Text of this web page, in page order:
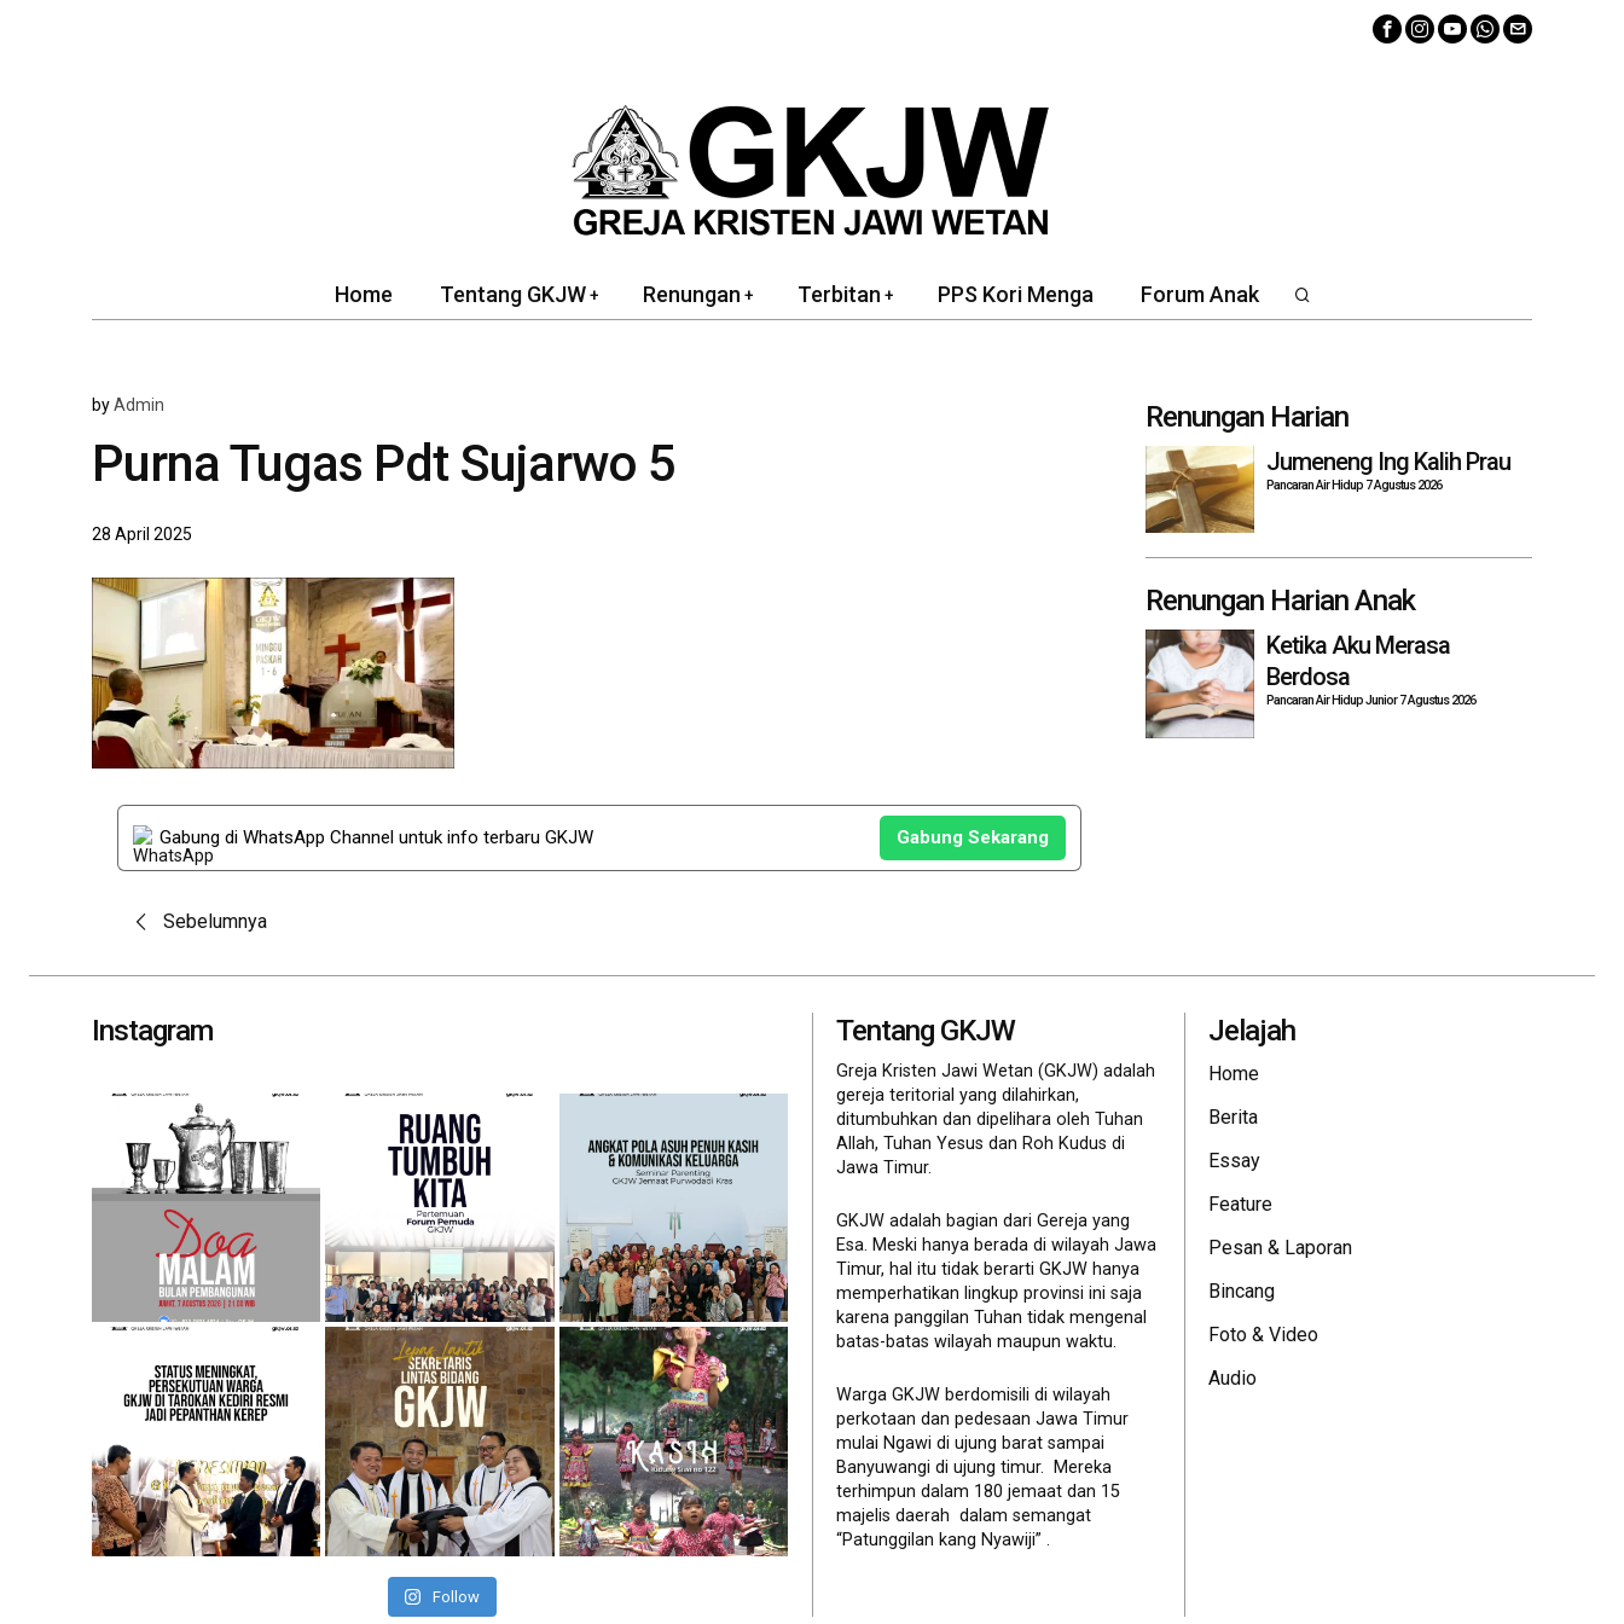
Home Tentang GKJW Renungan Terbitan PPS Kori Menga Forum Anak
byAdmin
Purna Tugas Pdt Sujarwo 5
28 April 2025
Gabung di WhatsApp Channel untuk info terbaru GKJW Gabung Sekarang
Post
navigation
Sebelumnya
Renungan Harian
Jumeneng Ing Kalih Prau
Pancaran Air Hidup 7 Agustus 2026
Renungan Harian Anak
Ketika Aku Merasa
Berdosa
Pancaran Air Hidup Junior 7 Agustus 2026
Instagram
Follow
Tentang GKJW
Greja Kristen Jawi Wetan (GKJW) adalah
gereja teritorial yang dilahirkan,
ditumbuhkan dan dipelihara oleh Tuhan
Allah, Tuhan Yesus dan Roh Kudus di
Jawa Timur.
GKJW adalah bagian dari Gereja yang
Esa. Meski hanya berada di wilayah Jawa
Timur, hal itu tidak berarti GKJW hanya
memperhatikan lingkup provinsi ini saja
karena panggilan Tuhan tidak mengenal
batas-batas wilayah maupun waktu.
Warga GKJW berdomisili di wilayah
perkotaan dan pedesaan Jawa Timur
mulai Ngawi di ujung barat sampai
Banyuwangi di ujung timur. Mereka
terhimpun dalam 180 jemaat dan 15
majelis daerah dalam semangat
“Patunggilan kang Nyawiji” .
Jelajah
Home
Berita
Essay
Feature
Pesan & Laporan
Bincang
Foto & Video
Audio